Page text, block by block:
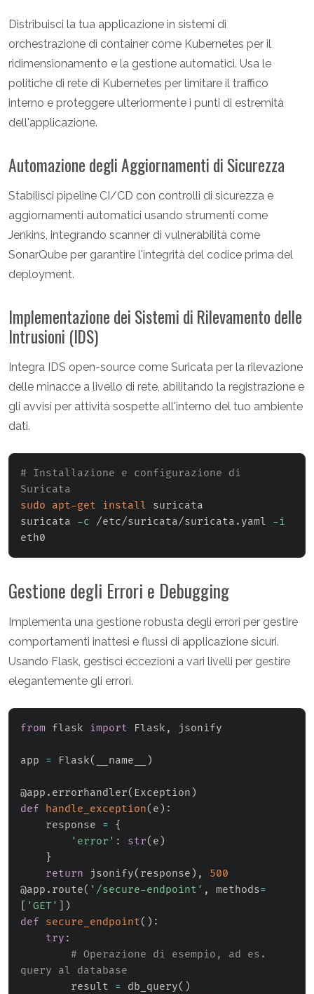
Distribuisci la tua applicazione in sistemi di
orchestrazione di container come Kubernetes per il
ridimensionamento e la gestione automatici. Usa le
politiche di rete di Kubernetes per limitare il traffico
interno e proteggere ulteriormente i punti di estremità
dell'applicazione.
Automazione degli Aggiornamenti di Sicurezza
Stabilisci pipeline CI/CD con controlli di sicurezza e
aggiornamenti automatici usando strumenti come
Jenkins, integrando scanner di vulnerabilità come
SonarQube per garantire l'integrità del codice prima del
deployment.
Implementazione dei Sistemi di Rilevamento delle
Intrusioni (IDS)
Integra IDS open-source come Suricata per la rilevazione
delle minacce a livello di rete, abilitando la registrazione e
gli avvisi per attività sospette all'interno del tuo ambiente
dati.
# Installazione e configurazione di
Suricata
sudo
apt-get install suricata
suricata -c /etc/suricata/suricata.yaml -i
Gestione degli Errori e Debugging
Implementa una gestione robusta degli errori per gestire
comportamenti inattesi e flussi di applicazione sicuri.
Usando Flask, gestisci eccezioni a vari livelli per gestire
elegantemente gli errori.
from flask import Flask , jsonify
app = Flask( __name__ )
@app . errorhandler( Exception )
def
handle_exception( e ) :
    response
=
{
'error' : str( e )
}
return jsonify( response ) ,
500
@app . route( '/secure-endpoint' , methods=
'GET'
)
def
secure_endpoint( ) :
try :
# Operazione di esempio, ad es.
query al database
        result
= db_query( )